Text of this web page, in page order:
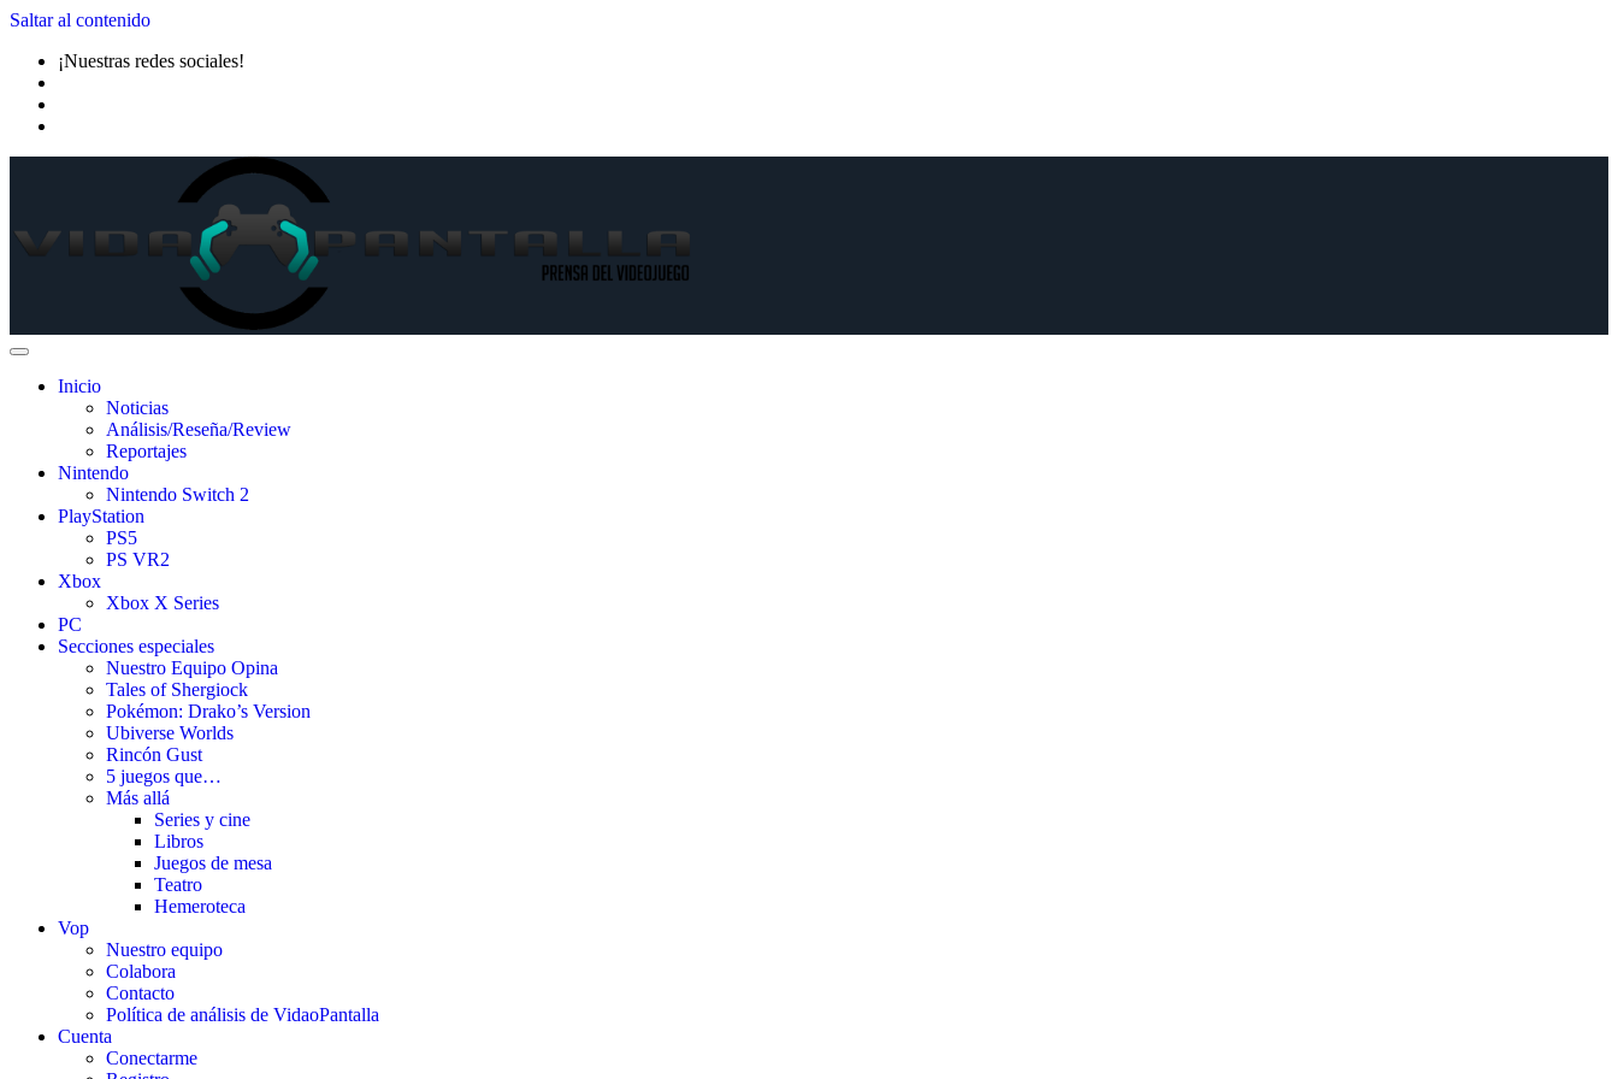
Saltar al contenido
¡Nuestras redes sociales!
Inicio
Noticias
Análisis/Reseña/Review
Reportajes
Nintendo
Nintendo Switch 2
PlayStation
PS5
PS VR2
Xbox
Xbox X Series
PC
Secciones especiales
Nuestro Equipo Opina
Tales of Shergiock
Pokémon: Drako’s Version
Ubiverse Worlds
Rincón Gust
5 juegos que…
Más allá
Series y cine
Libros
Juegos de mesa
Teatro
Hemeroteca
Vop
Nuestro equipo
Colabora
Contacto
Política de análisis de VidaoPantalla
Cuenta
Conectarme